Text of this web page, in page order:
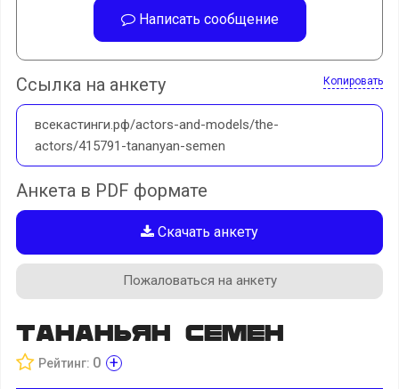
Написать сообщение
Ссылка на анкету Копировать
всекастинги.рф/actors-and-models/the-
actors/415791-tananyan-semen
Анкета в PDF формате
Скачать анкету
Пожаловаться на анкету
Тананьян Семен
Рейтинг: 0 +